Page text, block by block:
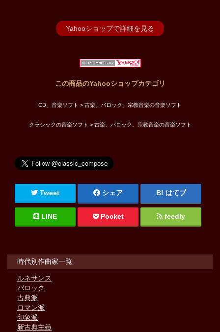
Yahooショップで詳細を見る
この商品のYahooショップカテゴリ
CD、音楽ソフト > 古楽、バロック、宗教音楽の音楽ソフト
クラシックの音楽ソフト > 古楽、バロック、宗教音楽の音楽ソフト
Tweet シェア はてブ
LINE Pocket feedly
時代別作曲家一覧
ルネサンス
バロック
古典派
ロマン派
印象派
新古典主義